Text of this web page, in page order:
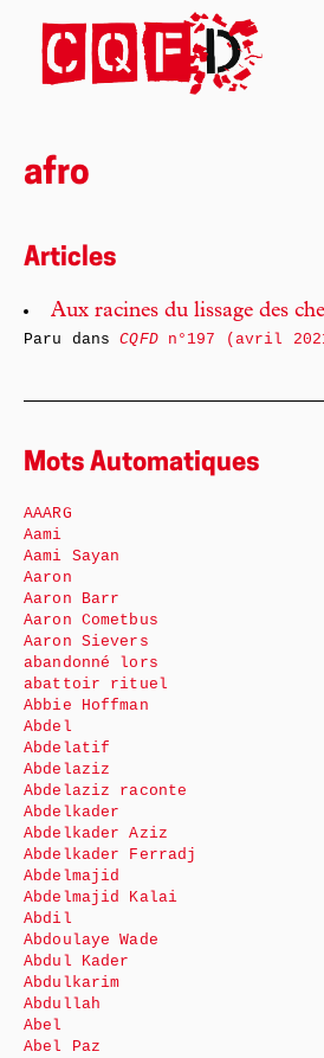
afro
Articles
Aux racines du lissage des
Paru dansCQFDn°197 (avril
Mots Automatiques
AAARG
Aami
Aami Sayan
Aaron
Aaron Barr
Aaron Cometbus
Aaron Sievers
abandonné lors
abattoir rituel
Abbie Hoffman
Abdel
Abdelatif
Abdelaziz
Abdelaziz raconte
Abdelkader
Abdelkader Aziz
Abdelkader Ferradj
Abdelmajid
Abdelmajid Kalai
Abdil
Abdoulaye Wade
Abdul Kader
Abdulkarim
Abdullah
Abel
Abel Paz